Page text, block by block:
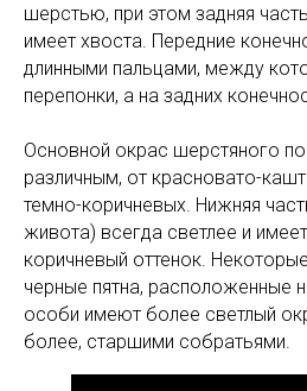
шерстью, при этом задняя
имеет хвоста. Передние
длинными пальцами, между
перепонки, а на задних
Основной окрас шерстяного
различным, от красновато-
темно-коричневых. Нижняя
живота) всегда светлее и
коричневый оттенок.
черные пятна, расположенные
особи имеют более светлый
более, старшими собратьями.